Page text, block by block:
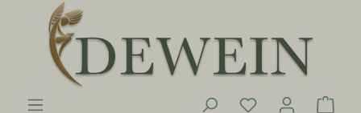
Zum Hauptinhalt springen
Du hast 0